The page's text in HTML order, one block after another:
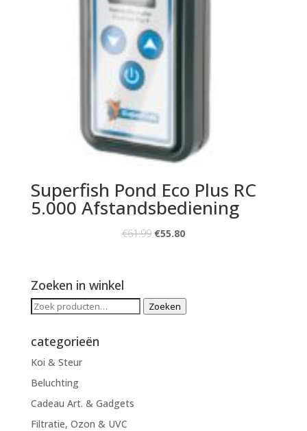
Superfish Pond Eco Plus RC
5.000 Afstandsbediening
€61.99 €55.80
Zoeken in winkel
Zoeken
Zoeken
categorieën
Koi & Steur
Beluchting
Cadeau Art. & Gadgets
Filtratie, Ozon & UVC